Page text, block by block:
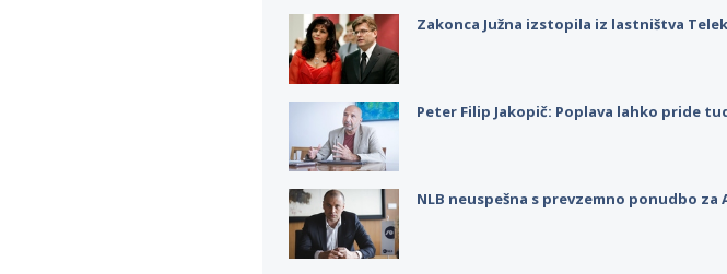
Zakonca Južna izstopila iz lastništva
Peter Filip Jakopič: Poplava lahko pride
NLB neuspešna s prevzemno ponudbo za